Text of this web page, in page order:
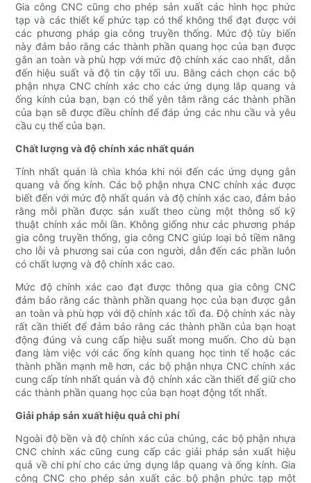
Gia công CNC cũng cho phép sản xuất các hình học phức
tạp và các thiết kế phức tạp có thể không thể đạt được với
các phương pháp gia công truyền thống. Mức độ tùy biến
này đảm bảo rằng các thành phần quang học của bạn được
gắn an toàn và phù hợp với mức độ chính xác cao nhất, dẫn
đến hiệu suất và độ tin cậy tối ưu. Bằng cách chọn các bộ
phận nhựa CNC chính xác cho các ứng dụng lắp quang và
ống kính của bạn, bạn có thể yên tâm rằng các thành phần
của bạn sẽ được điều chỉnh để đáp ứng các nhu cầu và yêu
cầu cụ thể của bạn.
Chất lượng và độ chính xác nhất quán
Tính nhất quán là chìa khóa khi nói đến các ứng dụng gắn
quang và ống kính. Các bộ phận nhựa CNC chính xác được
biết đến với mức độ nhất quán và độ chính xác cao, đảm bảo
rằng mỗi phần được sản xuất theo cùng một thông số kỹ
thuật chính xác mỗi lần. Không giống như các phương pháp
gia công truyền thống, gia công CNC giúp loại bỏ tiềm năng
cho lỗi và phương sai của con người, dẫn đến các phần luôn
có chất lượng và độ chính xác cao.
Mức độ chính xác cao đạt được thông qua gia công CNC
đảm bảo rằng các thành phần quang học của bạn được gắn
an toàn và phù hợp với độ chính xác tối đa. Độ chính xác này
rất cần thiết để đảm bảo rằng các thành phần của bạn hoạt
động đúng và cung cấp hiệu suất mong muốn. Cho dù bạn
đang làm việc với các ống kính quang học tinh tế hoặc các
thành phần mạnh mẽ hơn, các bộ phận nhựa CNC chính xác
cung cấp tính nhất quán và độ chính xác cần thiết để giữ cho
các thành phần quang học của bạn hoạt động tốt nhất.
Giải pháp sản xuất hiệu quả chi phí
Ngoài độ bền và độ chính xác của chúng, các bộ phận nhựa
CNC chính xác cũng cung cấp các giải pháp sản xuất hiệu
quả về chi phí cho các ứng dụng lắp quang và ống kính. Gia
công CNC cho phép sản xuất các bộ phận phức tạp một